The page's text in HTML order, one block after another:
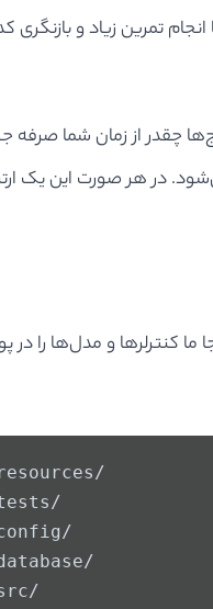
تمرین زیاد و بازنگری
چقدر از زمان شما صرفه‌
در هر صورت این یک